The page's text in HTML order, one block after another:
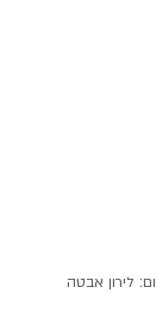
לירון אבטה